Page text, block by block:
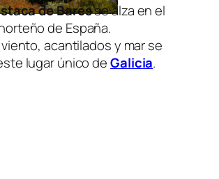
de Baresse alza en el
de España.
acantilados y mar se
lugar único deGalicia.